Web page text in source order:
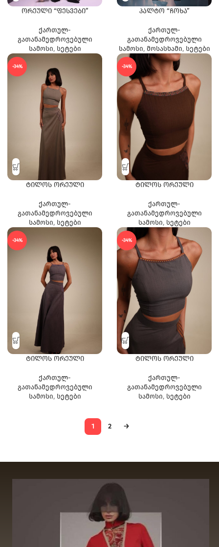
ორეული “ფესვები”
ქართულ-
გათანამედროვებული
სამოსი, სეტები
პალტო “ჩოხა”
ქართულ-
გათანამედროვებული
სამოსი, მოსასხამი, სეტები
-34%
ტილოს ორეული
ქართულ-
გათანამედროვებული
სამოსი, სეტები
-34%
ტილოს ორეული
ქართულ-
გათანამედროვებული
სამოსი, სეტები
-34%
ტილოს ორეული
ქართულ-
გათანამედროვებული
სამოსი, სეტები
-34%
ტილოს ორეული
ქართულ-
გათანამედროვებული
სამოსი, სეტები
1 2 →